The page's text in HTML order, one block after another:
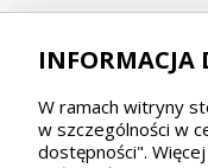
INFORMACJA
W ramach witryny
w szczególności w
dostępności".